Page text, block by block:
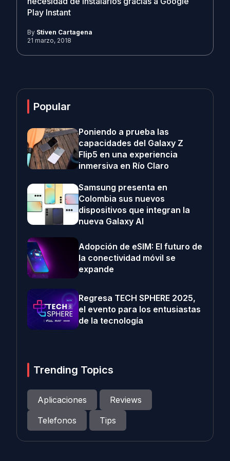
Play Instant
By Stiven Cartagena
21 marzo, 2018
Popular
Poniendo a prueba las
capacidades del Galaxy Z
Flip5 en una experiencia
inmersiva en Río Claro
Samsung presenta en
Colombia sus nuevos
dispositivos que integran la
nueva Galaxy AI
Adopción de eSIM: El futuro de
la conectividad móvil se
expande
Regresa TECH SPHERE 2025,
el evento para los entusiastas
de la tecnología
Trending Topics
Aplicaciones
Reviews
Telefonos
Tips